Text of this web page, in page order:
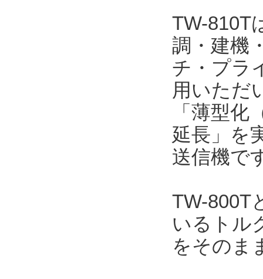
TW-810T
調・建機
チ・プラ
用いただ
「薄型
延長」を
送信機で
TW-800T
いるトル
をそのま